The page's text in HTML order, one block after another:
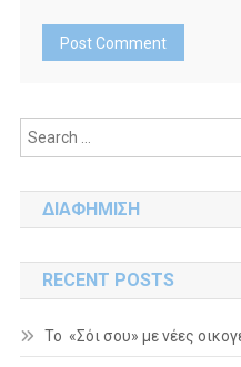
ΔΙΑΦΗΜΙΣΗ
RECENT POSTS
Το «Σόι σου» με νέες